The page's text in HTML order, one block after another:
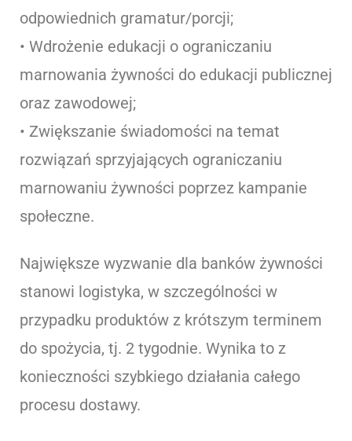
odpowiednich gramatur/porcji;
• Wdrożenie edukacji o ograniczaniu
marnowania żywności do edukacji publicznej
oraz zawodowej;
• Zwiększanie świadomości na temat
rozwiązań sprzyjających ograniczaniu
marnowaniu żywności poprzez kampanie
społeczne.
Największe wyzwanie dla banków żywności
stanowi logistyka, w szczególności w
przypadku produktów z krótszym terminem
do spożycia, tj. 2 tygodnie. Wynika to z
konieczności szybkiego działania całego
procesu dostawy.